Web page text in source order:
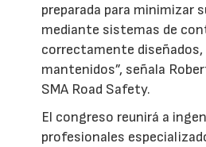
preparada para minimizar
mediante sistemas de
correctamente
mantenidos”, señala
SMA Road Safety.
El congreso reunirá a
profesionales